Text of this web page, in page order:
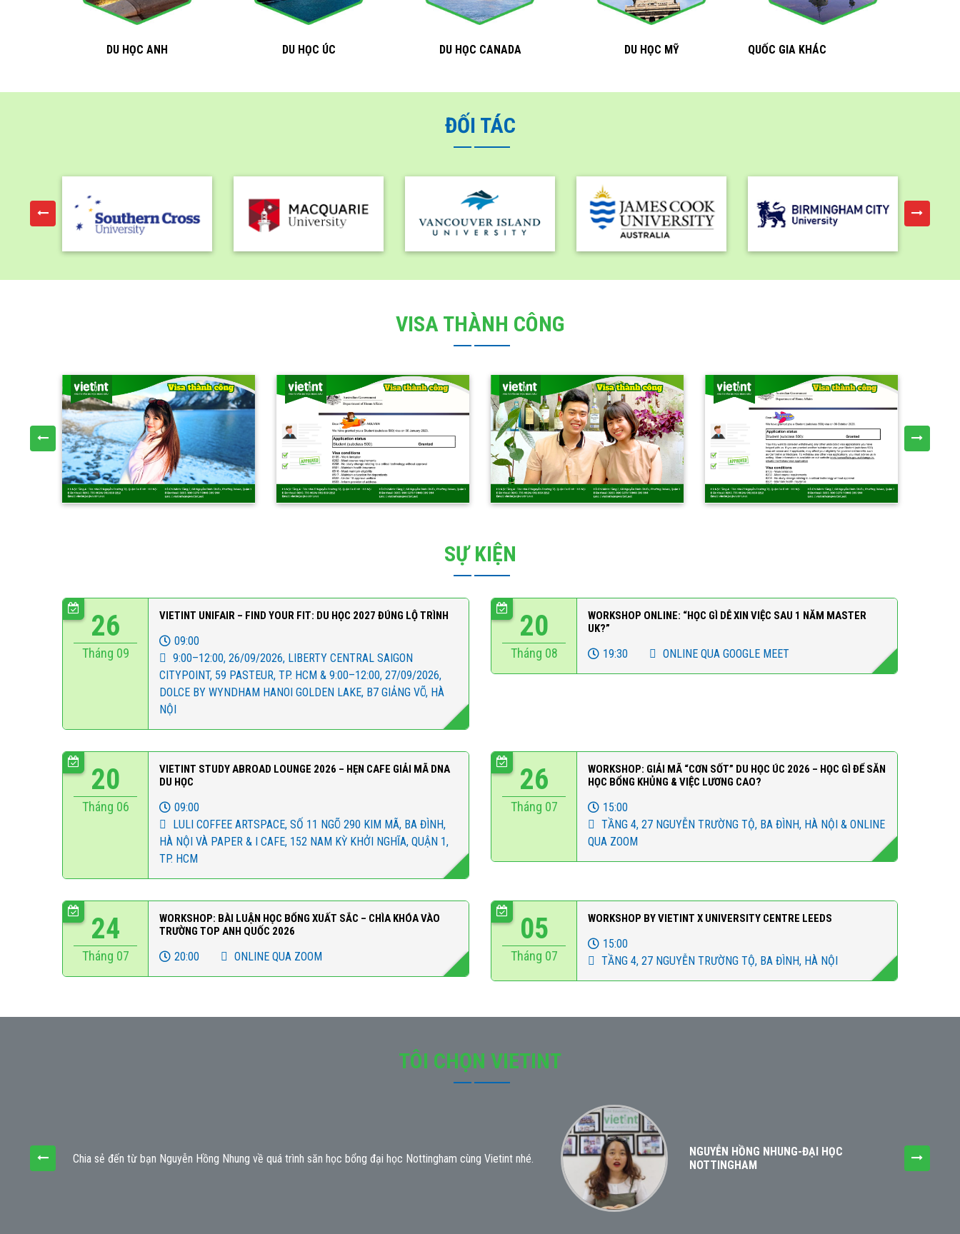
DU HỌC ANH DU HỌC ÚC DU HỌC CANADA DU HỌC MỸ QUỐC GIA KHÁC
ĐỐI TÁC
VISA THÀNH CÔNG
SỰ KIỆN
26
Tháng 09
VIETINT UNIFAIR – FIND YOUR FIT: DU HỌC 2027 ĐÚNG LỘ TRÌNH
09:00
9:00–12:00, 26/09/2026, LIBERTY CENTRAL SAIGON
CITYPOINT, 59 PASTEUR, TP. HCM & 9:00–12:00, 27/09/2026,
DOLCE BY WYNDHAM HANOI GOLDEN LAKE, B7 GIẢNG VÕ, HÀ
NỘI
20
Tháng 08
WORKSHOP ONLINE: “HỌC GÌ DỄ XIN VIỆC SAU 1 NĂM MASTER
UK?”
19:30 ONLINE QUA GOOGLE MEET
20
Tháng 06
VIETINT STUDY ABROAD LOUNGE 2026 – HẸN CAFE GIẢI MÃ DNA
DU HỌC
09:00
LULI COFFEE ARTSPACE, SỐ 11 NGÕ 290 KIM MÃ, BA ĐÌNH,
HÀ NỘI VÀ PAPER & I CAFE, 152 NAM KỲ KHỞI NGHĨA, QUẬN 1,
TP. HCM
26
Tháng 07
WORKSHOP: GIẢI MÃ “CƠN SỐT” DU HỌC ÚC 2026 – HỌC GÌ ĐỂ SĂN
HỌC BỔNG KHỦNG & VIỆC LƯƠNG CAO?
15:00
TẦNG 4, 27 NGUYỄN TRƯỜNG TỘ, BA ĐÌNH, HÀ NỘI & ONLINE
QUA ZOOM
24
Tháng 07
WORKSHOP: BÀI LUẬN HỌC BỔNG XUẤT SẮC – CHÌA KHÓA VÀO
TRƯỜNG TOP ANH QUỐC 2026
20:00 ONLINE QUA ZOOM
05
Tháng 07
WORKSHOP BY VIETINT X UNIVERSITY CENTRE LEEDS
15:00
TẦNG 4, 27 NGUYỄN TRƯỜNG TỘ, BA ĐÌNH, HÀ NỘI
TÔI CHỌN VIETINT
Chia sẻ đến từ bạn Nguyễn Hồng Nhung về quá trình săn học bổng đại học Nottingham cùng Vietint nhé.
NGUYỄN HỒNG NHUNG-ĐẠI HỌC
NOTTINGHAM